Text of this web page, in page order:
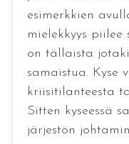
esimerkkien
mielekkyys piilee
on tällaista
samaistua. Kyse
kriisitilanteesta
Sitten kyseessä
järjestön